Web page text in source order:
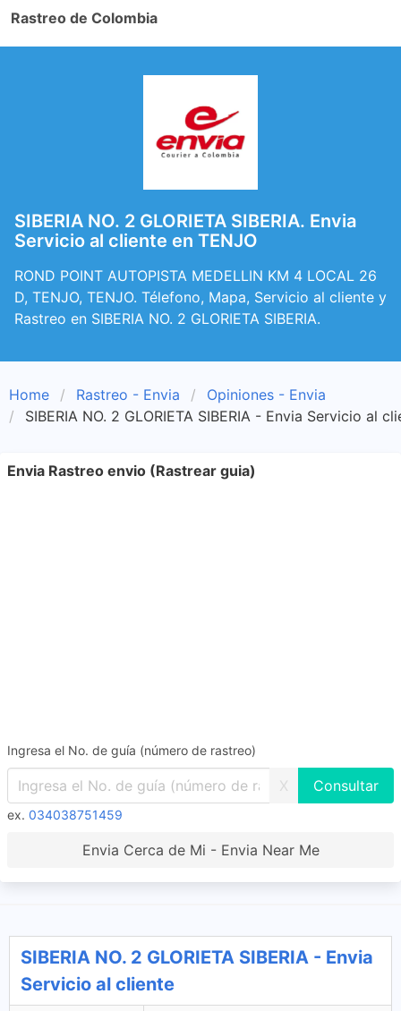
Rastreo de Colombia
SIBERIA NO. 2 GLORIETA SIBERIA. Envia
Servicio al cliente en TENJO
ROND POINT AUTOPISTA MEDELLIN KM 4 LOCAL 26
D, TENJO, TENJO. Télefono, Mapa, Servicio al cliente y
Rastreo en SIBERIA NO. 2 GLORIETA SIBERIA.
Home Rastreo - Envia
Opiniones - Envia
SIBERIA NO. 2 GLORIETA SIBERIA - Envia Servicio al
Envia Rastreo envio (Rastrear guia)
Ingresa el No. de guía (número de rastreo)
X
ex. 034038751459
Envia Cerca de Mi - Envia Near Me
SIBERIA NO. 2 GLORIETA SIBERIA - Envia
Servicio al cliente